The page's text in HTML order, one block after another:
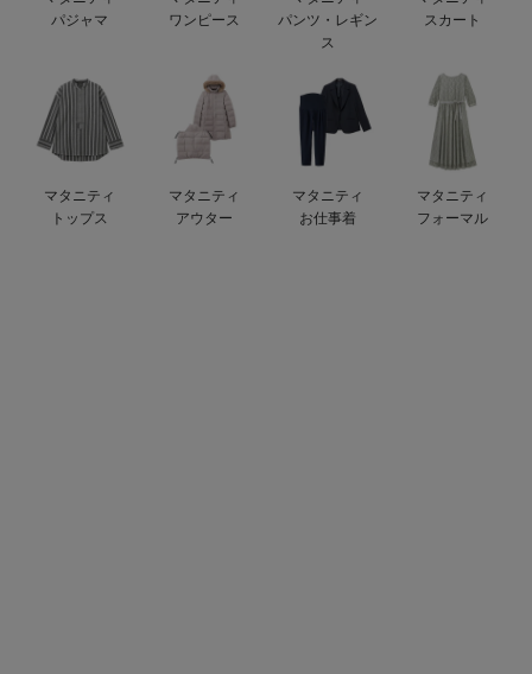
保育園・入園準備特集
ファルスカ
デロンギ
パジャマ
ワンピース
パンツ・レギン
ス
スカート
マタニティ
トップス
マタニティ
アウター
マタニティ
お仕事着
マタニティ
フォーマル